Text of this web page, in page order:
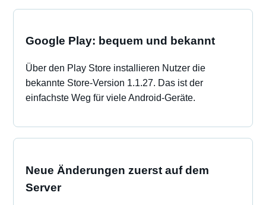
Google Play: bequem und bekannt
Über den Play Store installieren Nutzer die
bekannte Store-Version 1.1.27. Das ist der
einfachste Weg für viele Android-Geräte.
Neue Änderungen zuerst auf dem
Server